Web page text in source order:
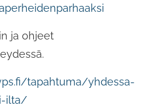
ja ohjeet
tapahtuma/yhdessa-
ilta/